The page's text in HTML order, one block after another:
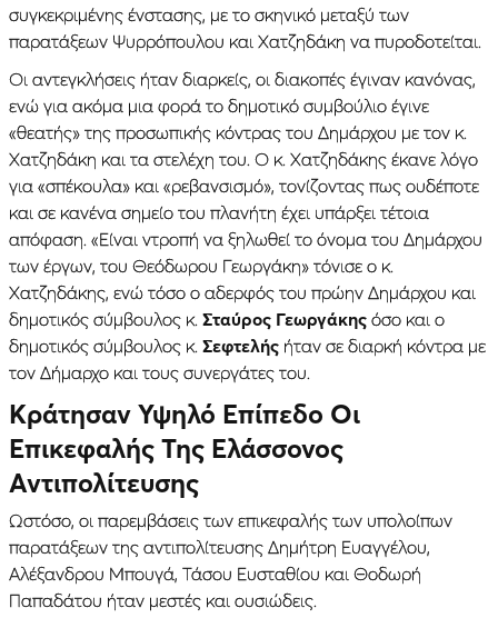
συγκεκριμένης ένστασης, με το σκηνικό μεταξύ των
παρατάξεων Ψυρρόπουλου και Χατζηδάκη να πυροδοτείται.
Οι αντεγκλήσεις ήταν διαρκείς, οι διακοπές έγιναν κανόνας,
ενώ για ακόμα μια φορά το δημοτικό συμβούλιο έγινε
«θεατής» της προσωπικής κόντρας του Δημάρχου με τον κ.
Χατζηδάκη και τα στελέχη του. Ο κ. Χατζηδάκης έκανε λόγο
για «σπέκουλα» και «ρεβανσισμό», τονίζοντας πως ουδέποτε
και σε κανένα σημείο του πλανήτη έχει υπάρξει τέτοια
απόφαση. «Είναι ντροπή να ξηλωθεί το όνομα του Δημάρχου
των έργων, του Θεόδωρου Γεωργάκη» τόνισε ο κ.
Χατζηδάκης, ενώ τόσο ο αδερφός του πρώην Δημάρχου και
δημοτικός σύμβουλος κ. Σταύρος Γεωργάκης όσο και ο
δημοτικός σύμβουλος κ. Σεφτελής ήταν σε διαρκή κόντρα με
τον Δήμαρχο και τους συνεργάτες του.
Κράτησαν Υψηλό Επίπεδο Οι
Επικεφαλής Της Ελάσσονος
Αντιπολίτευσης
Ωστόσο, οι παρεμβάσεις των επικεφαλής των υπολοίπων
παρατάξεων της αντιπολίτευσης Δημήτρη Ευαγγέλου,
Αλέξανδρου Μπουγά, Τάσου Ευσταθίου και Θοδωρή
Παπαδάτου ήταν μεστές και ουσιώδεις.